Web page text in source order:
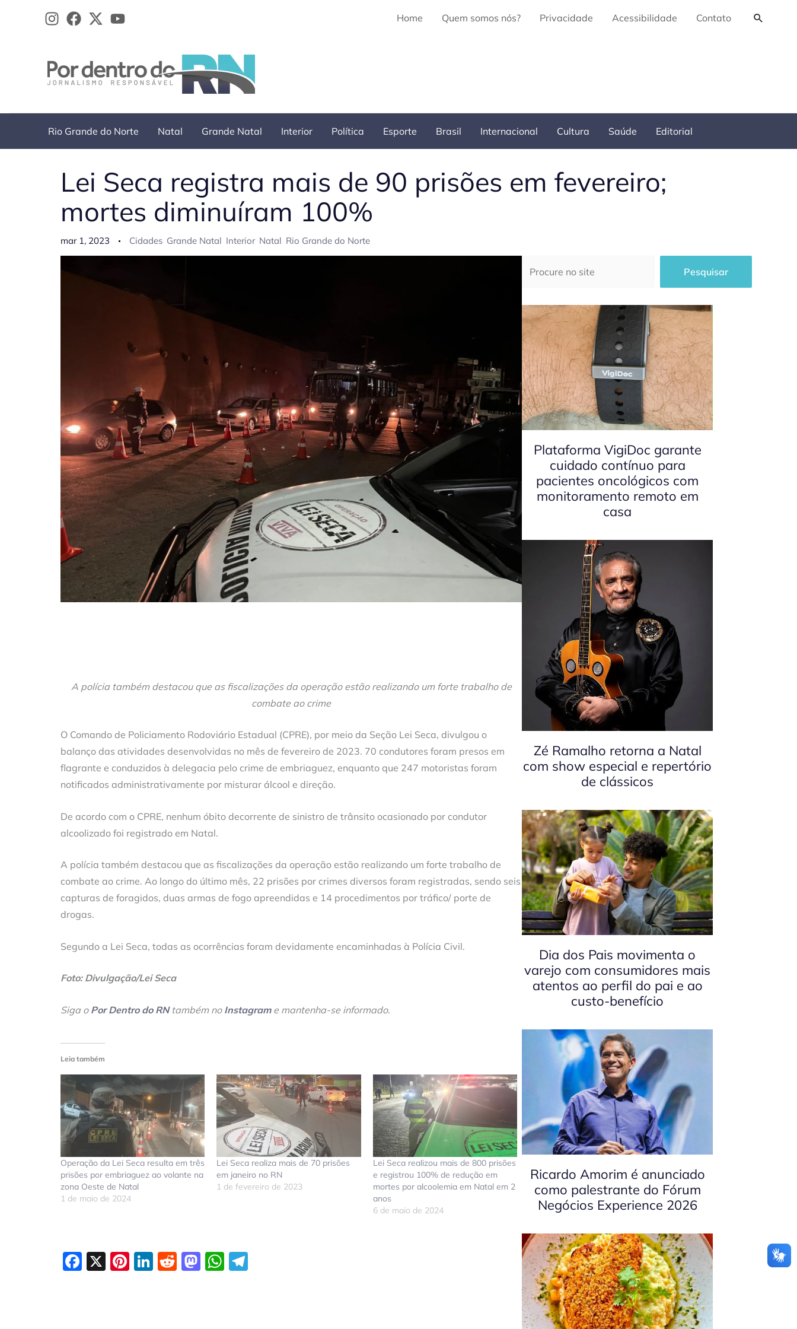
Home Quem somos nós? Privacidade Acessibilidade Contato
Rio Grande do Norte Natal Grande Natal Interior Política Esporte Brasil Internacional Cultura Saúde Editorial
Lei Seca registra mais de 90 prisões em fevereiro;
mortes diminuíram 100%
mar 1, 2023 Cidades Grande Natal Interior Natal Rio Grande do Norte
A polícia também destacou que as fiscalizações da operação estão realizando um forte trabalho de
combate ao crime
O Comando de Policiamento Rodoviário Estadual (CPRE), por meio da Seção Lei Seca, divulgou o
balanço das atividades desenvolvidas no mês de fevereiro de 2023. 70 condutores foram presos em
flagrante e conduzidos à delegacia pelo crime de embriaguez, enquanto que 247 motoristas foram
notificados administrativamente por misturar álcool e direção.
De acordo com o CPRE, nenhum óbito decorrente de sinistro de trânsito ocasionado por condutor
alcoolizado foi registrado em Natal.
A polícia também destacou que as fiscalizações da operação estão realizando um forte trabalho de
combate ao crime. Ao longo do último mês, 22 prisões por crimes diversos foram registradas, sendo seis
capturas de foragidos, duas armas de fogo apreendidas e 14 procedimentos por tráfico/ porte de
drogas.
Segundo a Lei Seca, todas as ocorrências foram devidamente encaminhadas à Polícia Civil.
Foto: Divulgação/Lei Seca
Siga o Por Dentro do RNtambém no Instagrame mantenha-se informado.
Leia também
Operação da Lei Seca resulta em três
prisões por embriaguez ao volante na
zona Oeste de Natal
1 de maio de 2024
Lei Seca realiza mais de 70 prisões
em janeiro no RN
1 de fevereiro de 2023
Lei Seca realizou mais de 800 prisões
e registrou 100% de redução em
mortes por alcoolemia em Natal em 2
anos
6 de maio de 2024
Facebook
X Pinterest
LinkedIn
Reddit
Mastodon
WhatsApp
Pesquisar
Plataforma VigiDoc garante
cuidado contínuo para
pacientes oncológicos com
monitoramento remoto em
casa
Zé Ramalho retorna a Natal
com show especial e repertório
de clássicos
Dia dos Pais movimenta o
varejo com consumidores mais
atentos ao perfil do pai e ao
custo-benefício
Ricardo Amorim é anunciado
como palestrante do Fórum
Negócios Experience 2026